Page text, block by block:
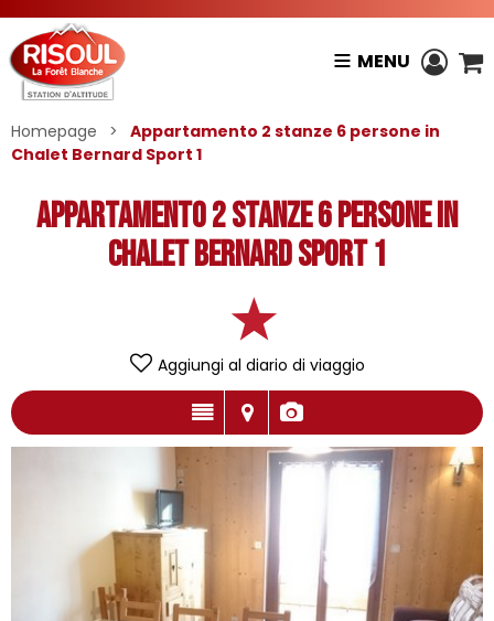
MENU
Homepage >
Appartamento 2 stanze 6 persone in
Chalet Bernard Sport 1
Appartamento 2 stanze 6 persone in
Chalet Bernard Sport 1
Aggiungi al diario di viaggio